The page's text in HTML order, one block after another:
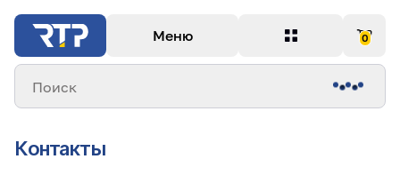
Меню 0
Поиск
Контакты